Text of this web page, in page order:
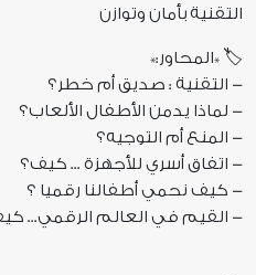
التقنية بأمان وتوازن
🏷️ *المحاور:*
- التقنية : صديق أم خطر؟
- ⁠لماذا يدمن الأطفال الألعاب؟
- ⁠المنع أم التوجيه؟
- ⁠اتفاق أسري للأجهزة ... كيف؟
- ⁠كيف نحمي أطفالنا رقميا ؟
- ⁠القيم في العالم الرقمي...